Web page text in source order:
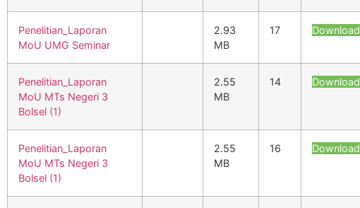
Penelitian_Laporan
MoU UMG Seminar
2.93
MB
17 Download
Penelitian_Laporan
MoU MTs Negeri 3
Bolsel (1)
2.55
MB
14 Download
Penelitian_Laporan
MoU MTs Negeri 3
Bolsel (1)
2.55
MB
16 Download